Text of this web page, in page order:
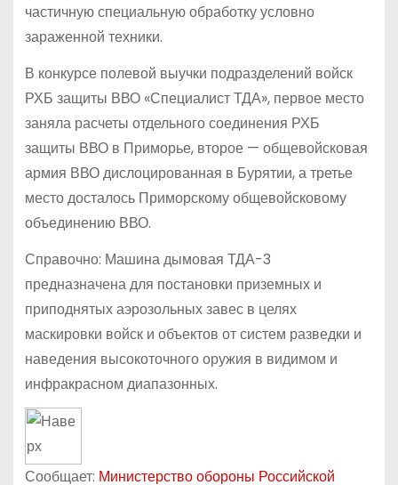
частичную специальную обработку условно
зараженной техники.
В конкурсе полевой выучки подразделений войск
РХБ защиты ВВО «Специалист ТДА», первое место
заняла расчеты отдельного соединения РХБ
защиты ВВО в Приморье, второе — общевойсковая
армия ВВО дислоцированная в Бурятии, а третье
место досталось Приморскому общевойсковому
объединению ВВО.
Справочно: Машина дымовая ТДА-3
предназначена для постановки приземных и
приподнятых аэрозольных завес в целях
маскировки войск и объектов от систем разведки и
наведения высокоточного оружия в видимом и
инфракрасном диапазонных.
Сообщает: Министерство обороны Российской